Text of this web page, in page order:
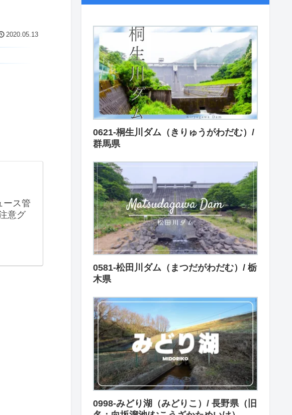
2020.05.13
ース管
意グ
0621-桐生川ダム（きりゅうがわだむ）/
群馬県
0581-松田川ダム（まつだがわだむ）/ 栃
木県
0998-みどり湖（みどりこ）/ 長野県（旧